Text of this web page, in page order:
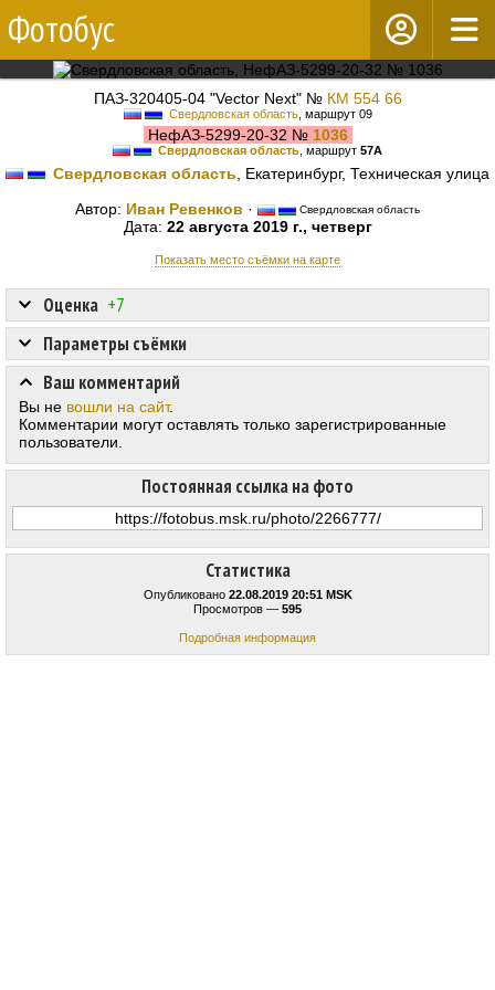
Фотобус
ПАЗ-320405-04 "Vector Next" № КМ 554 66
Свердловская область, маршрут 09
НефАЗ-5299-20-32 № 1036
Свердловская область , маршрут 57А
Свердловская область , Екатеринбург, Техническая улица
Автор: Иван Ревенков · Свердловская область
Дата: 22 августа 2019 г., четверг
Показать место съёмки на карте
Статистика
Опубликовано 22.08.2019 20:51 MSK
Просмотров — 595
Подробная информация
Оценка +7
Постоянная ссылка на фото
Параметры съёмки
Ваш комментарий
Вы не вошли на сайт.
Комментарии могут оставлять только зарегистрированные
пользователи.